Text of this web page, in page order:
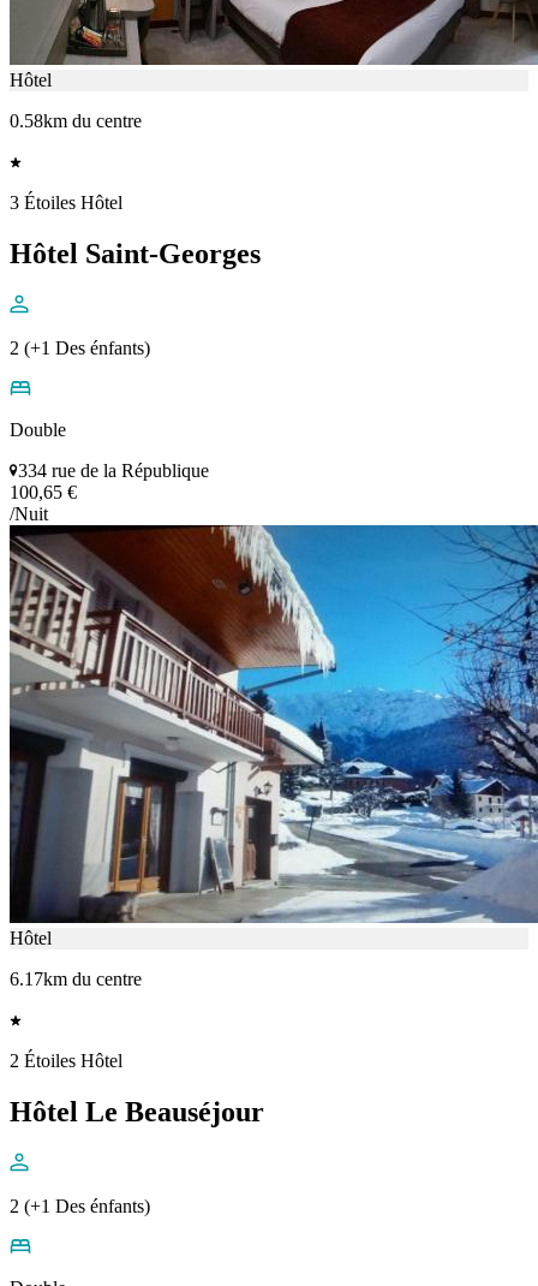
Hôtel
0.58km du centre
3 Étoiles Hôtel
Hôtel Saint-Georges
2 (+1 Des énfants)
Double
334 rue de la République
100,65 €
/Nuit
Hôtel
6.17km du centre
2 Étoiles Hôtel
Hôtel Le Beauséjour
2 (+1 Des énfants)